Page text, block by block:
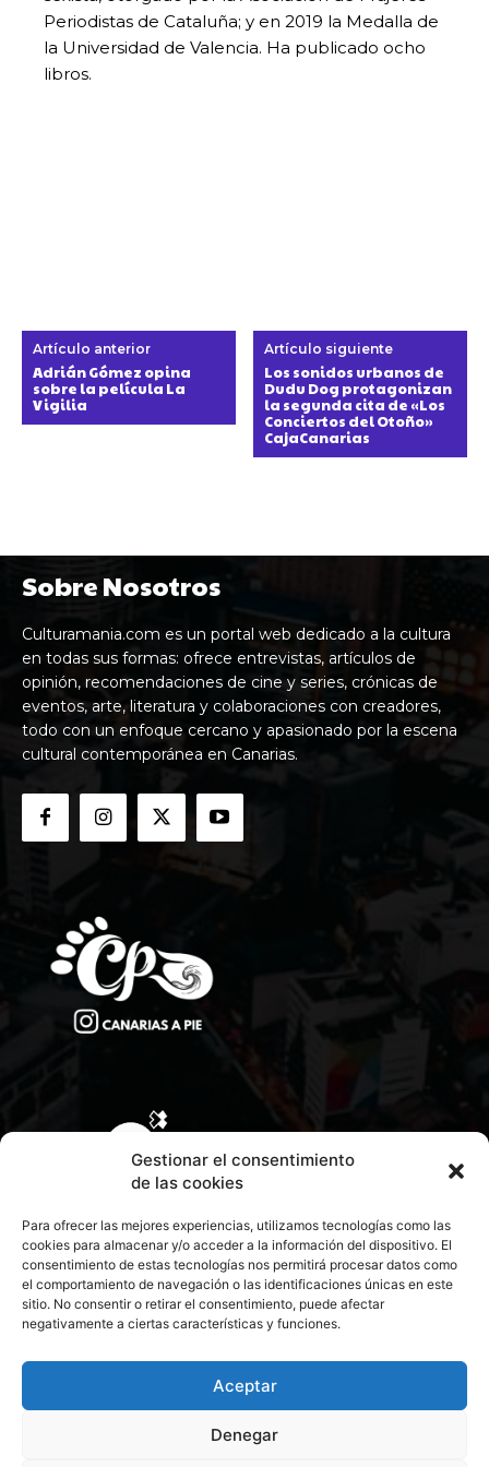
Gestionar el consentimiento
de las cookies
Para ofrecer las mejores experiencias, utilizamos tecnologías como las
cookies para almacenar y/o acceder a la información del dispositivo. El
consentimiento de estas tecnologías nos permitirá procesar datos como
el comportamiento de navegación o las identificaciones únicas en este
sitio. No consentir o retirar el consentimiento, puede afectar
negativamente a ciertas características y funciones.
Aceptar
Denegar
Periodistas de Cataluña; y en 2019 la Medalla de
la Universidad de Valencia. Ha publicado ocho
libros.
Artículo anterior
Adrián Gómez opina
sobre la película La
Vigilia
Artículo siguiente
Los sonidos urbanos de
Dudu Dog protagonizan
la segunda cita de «Los
Conciertos del Otoño»
CajaCanarias
Sobre Nosotros
Culturamania.com es un portal web dedicado a la cultura
en todas sus formas: ofrece entrevistas, artículos de
opinión, recomendaciones de cine y series, crónicas de
eventos, arte, literatura y colaboraciones con creadores,
todo con un enfoque cercano y apasionado por la escena
cultural contemporánea en Canarias.
CONTACTA CON NOSOTROS